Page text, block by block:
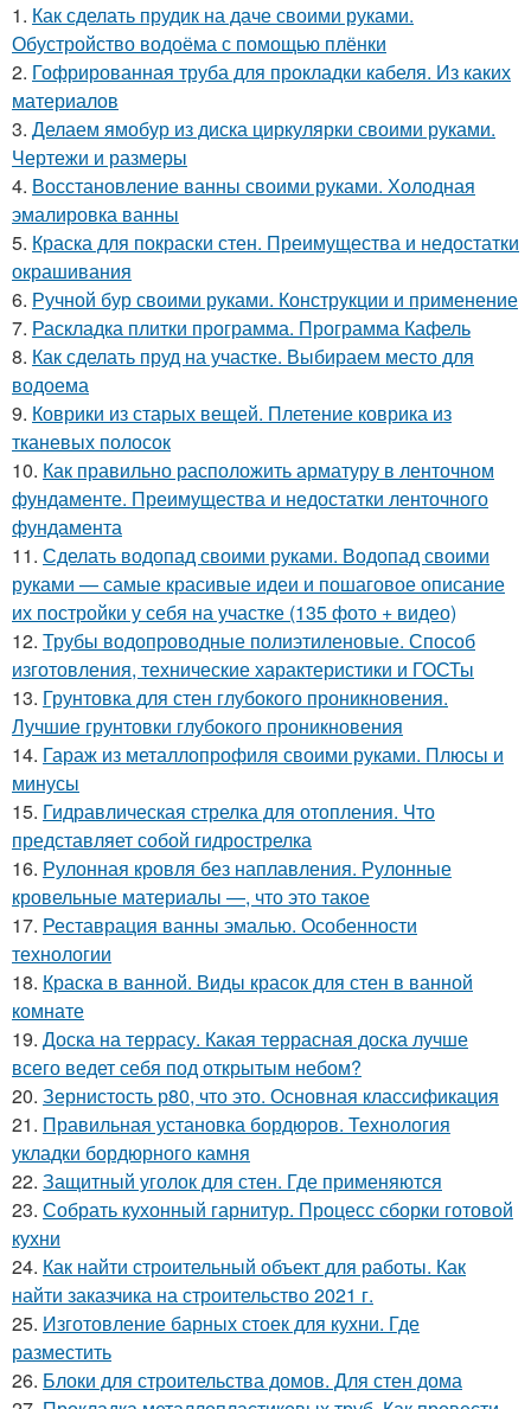
1. Как сделать прудик на даче своими руками.
Обустройство водоёма с помощью плёнки
2. Гофрированная труба для прокладки кабеля. Из каких
материалов
3. Делаем ямобур из диска циркулярки своими руками.
Чертежи и размеры
4. Восстановление ванны своими руками. Холодная
эмалировка ванны
5. Краска для покраски стен. Преимущества и недостатки
окрашивания
6. Ручной бур своими руками. Конструкции и применение
7. Раскладка плитки программа. Программа Кафель
8. Как сделать пруд на участке. Выбираем место для
водоема
9. Коврики из старых вещей. Плетение коврика из
тканевых полосок
10. Как правильно расположить арматуру в ленточном
фундаменте. Преимущества и недостатки ленточного
фундамента
11. Сделать водопад своими руками. Водопад своими
руками — самые красивые идеи и пошаговое описание
их постройки у себя на участке (135 фото + видео)
12. Трубы водопроводные полиэтиленовые. Способ
изготовления, технические характеристики и ГОСТы
13. Грунтовка для стен глубокого проникновения.
Лучшие грунтовки глубокого проникновения
14. Гараж из металлопрофиля своими руками. Плюсы и
минусы
15. Гидравлическая стрелка для отопления. Что
представляет собой гидрострелка
16. Рулонная кровля без наплавления. Рулонные
кровельные материалы —, что это такое
17. Реставрация ванны эмалью. Особенности
технологии
18. Краска в ванной. Виды красок для стен в ванной
комнате
19. Доска на террасу. Какая террасная доска лучше
всего ведет себя под открытым небом?
20. Зернистость р80, что это. Основная классификация
21. Правильная установка бордюров. Технология
укладки бордюрного камня
22. Защитный уголок для стен. Где применяются
23. Собрать кухонный гарнитур. Процесс сборки готовой
кухни
24. Как найти строительный объект для работы. Как
найти заказчика на строительство 2021 г.
25. Изготовление барных стоек для кухни. Где
разместить
26. Блоки для строительства домов. Для стен дома